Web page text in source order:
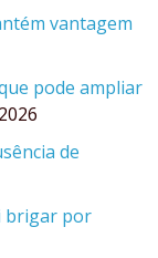
vantagem
pode ampliar
de
brigar por